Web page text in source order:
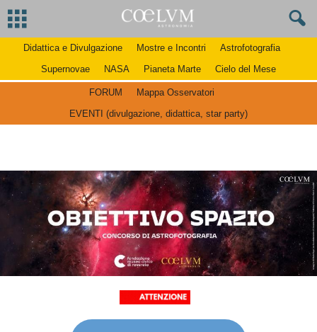
Didattica e Divulgazione Mostre e Incontri
Astrofotografia
Supernovae
NASA Pianeta Marte Cielo del Mese
FORUM
Mappa Osservatori
EVENTI (divulgazione, didattica, star party)